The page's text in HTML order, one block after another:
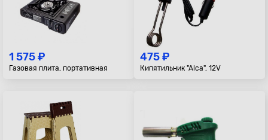
1 575 ₽
Газовая плита, портативная
475 ₽
Кипятильник "Alca", 12V